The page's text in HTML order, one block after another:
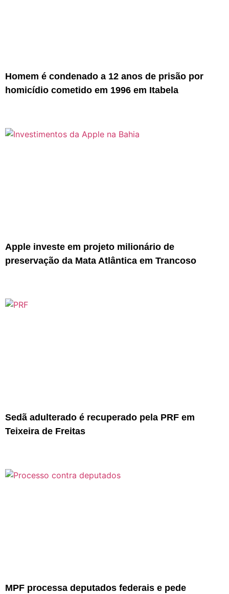
Homem é condenado a 12 anos de prisão por
homicídio cometido em 1996 em Itabela
Apple investe em projeto milionário de
preservação da Mata Atlântica em Trancoso
Sedã adulterado é recuperado pela PRF em
Teixeira de Freitas
MPF processa deputados federais e pede